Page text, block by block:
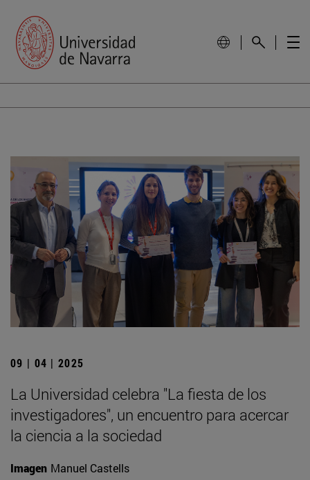
09 | 04 | 2025
La Universidad celebra "La fiesta de los
investigadores", un encuentro para acercar
la ciencia a la sociedad
Imagen Manuel Castells